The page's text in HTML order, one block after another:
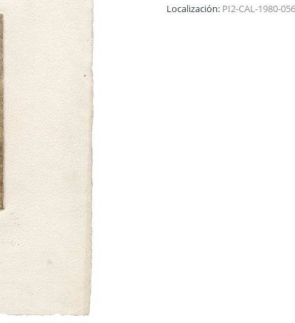
Localización: PI2-CAL-1980-056